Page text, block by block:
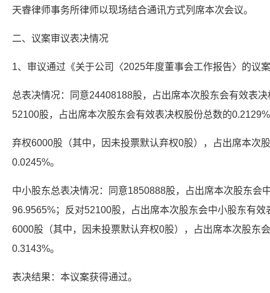
天睿律师事务所律师以现场结合通讯方式列席本次会议。
二、议案审议表决情况
1、审议通过《关于公司〈2025年度董事会工作报告〉的议
总表决情况：同意24408188股，占出席本次股东会有效表
52100股，占出席本次股东会有效表决权股份总数的
弃权6000股（其中，因未投票默认弃权0股），占出席本次
0.0245%。
中小股东总表决情况：同意1850888股，占出席本次股东会
96.9565%；反对52100股，占出席本次股东会中小股东有
6000股（其中，因未投票默认弃权0股），占出席本次股东
0.3143%。
表决结果：本议案获得通过。